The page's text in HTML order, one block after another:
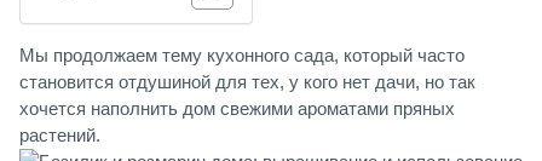
Мы продолжаем тему кухонного сада, который часто
становится отдушиной для тех, у кого нет дачи, но так
хочется наполнить дом свежими ароматами пряных
растений.